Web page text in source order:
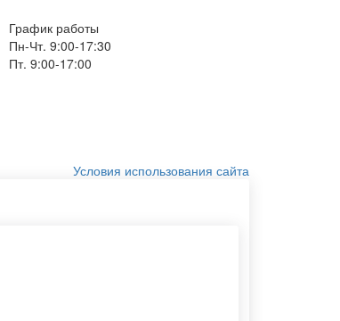
График работы
Пн-Чт. 9:00-17:30
Пт. 9:00-17:00
Условия использования сайта